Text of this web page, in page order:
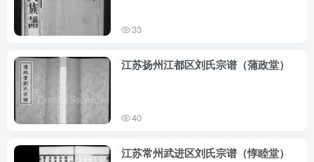
33
江苏扬州江都区刘氏宗谱（蒲政堂）
40
江苏常州武进区刘氏宗谱（惇睦堂）